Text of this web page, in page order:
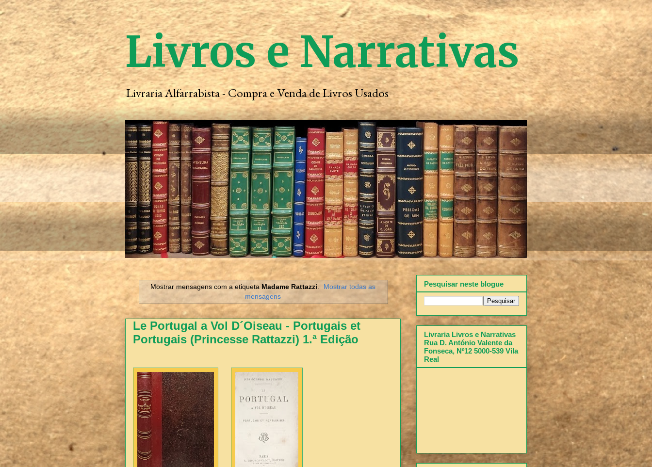
Livros e Narrativas
Livraria Alfarrabista - Compra e Venda de Livros Usados
Mostrar mensagens com a etiqueta Madame Rattazzi
Mostrar todas as
mensagens
Le Portugal a Vol D´Oiseau - Portugais et
Portugais (Princesse Rattazzi) 1.ª Edição
Pesquisar neste blogue
Livraria Livros e Narrativas
Rua D. António Valente da
Fonseca, Nº12 5000-539 Vila
Real